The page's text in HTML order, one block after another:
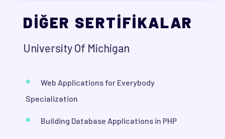
DİĞER SERTİFİKALAR
University Of Michigan
Web Applications for Everybody
Specialization
Building Database Applications in PHP